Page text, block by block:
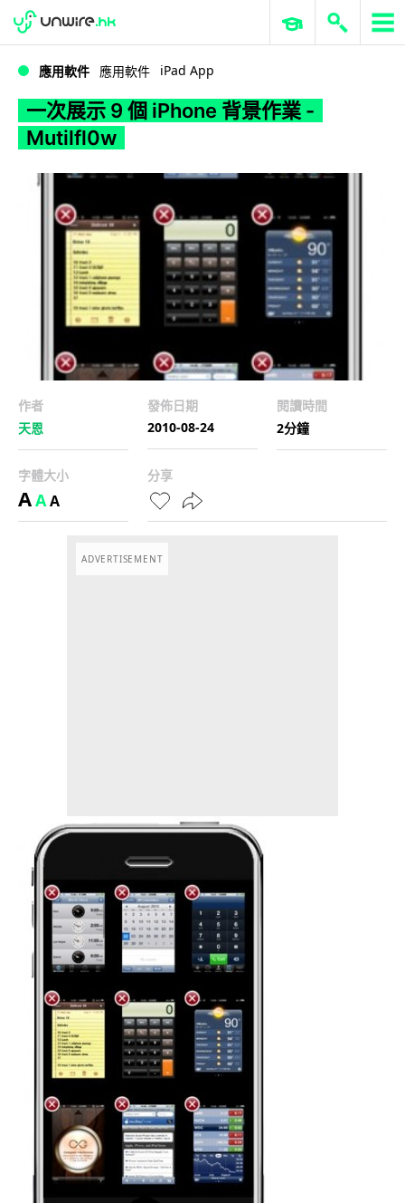
一次展示 9 個 iPhone 背景作業 -Mutilfl0w
WWDC 2026 ERP 與商業 AI
應用軟件 應用軟件 iPad App
一次展示 9 個 iPhone 背景作業 -
Mutilfl0w
作者
天恩
發佈日期
2010-08-24
閱讀時間
2分鐘
字體大小
AAA
分享
ADVERTISEMENT